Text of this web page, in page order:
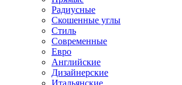
Радиусные
Скошенные углы
Стиль
Современные
Евро
Английские
Дизайнерские
Итальянские